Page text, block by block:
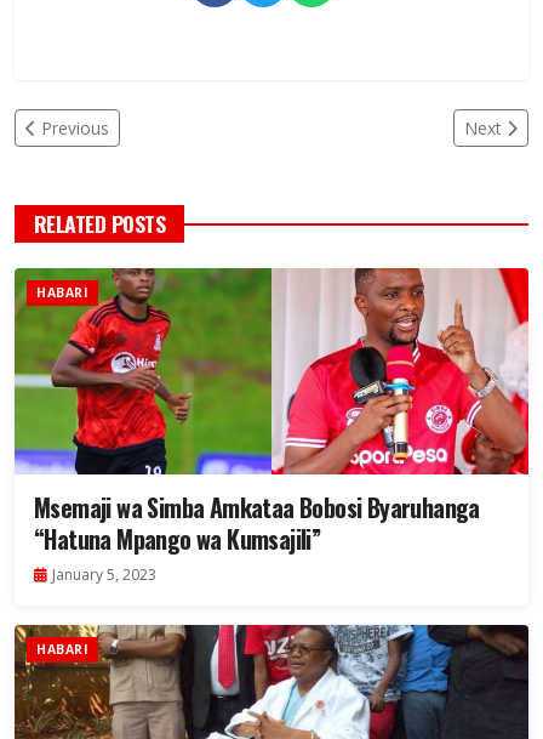
Previous Next
RELATED POSTS
HABARI
Msemaji wa Simba Amkataa Bobosi Byaruhanga
“Hatuna Mpango wa Kumsajili”
January 5, 2023
HABARI